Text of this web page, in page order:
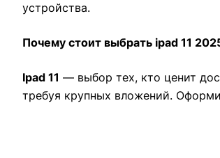
устройства.
Почему стоит выбрать ipad 11
Ipad 11 — выбор тех, кто ценит
требуя крупных вложений.